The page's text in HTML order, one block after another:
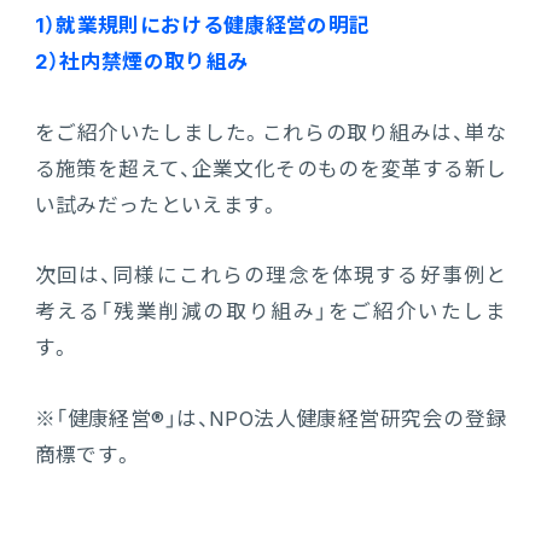
1）就業規則における健康経営の明記
2）社内禁煙の取り組み
をご紹介いたしました。これらの取り組みは、単な
る施策を超えて、企業文化そのものを変革する新し
い試みだったといえます。
次回は、同様にこれらの理念を体現する好事例と
考える「残業削減の取り組み」をご紹介いたしま
す。
※「健康経営®」は、NPO法人健康経営研究会の登録
商標です。